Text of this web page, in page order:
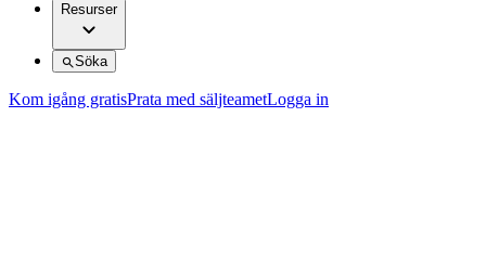
Resurser
Söka
Kom igång gratisPrata med säljteametLogga in